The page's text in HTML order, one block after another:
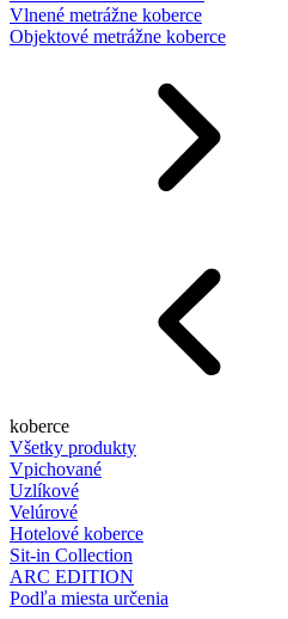
Vlnené metrážne koberce
Objektové metrážne koberce
koberce
Všetky produkty
Vpichované
Uzlíkové
Velúrové
Hotelové koberce
Sit-in Collection
ARC EDITION
Podľa miesta určenia